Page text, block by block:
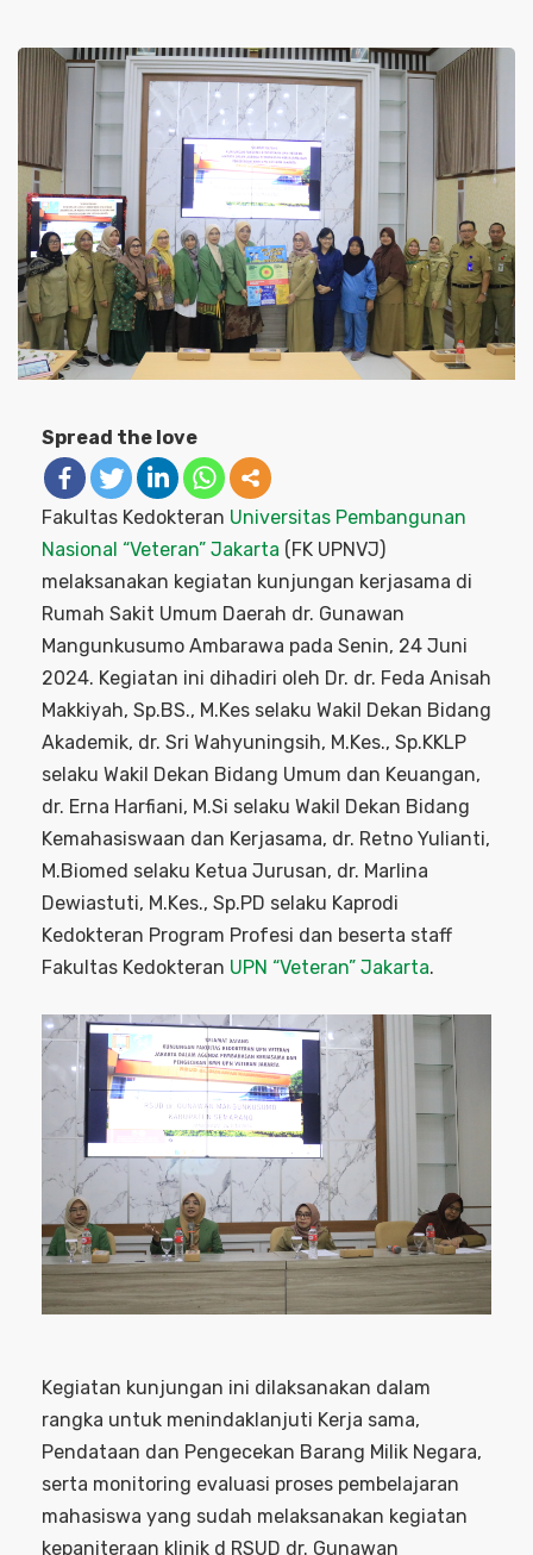
Spread the love
Fakultas Kedokteran Universitas Pembangunan
Nasional “Veteran” Jakarta (FK UPNVJ)
melaksanakan kegiatan kunjungan kerjasama di
Rumah Sakit Umum Daerah dr. Gunawan
Mangunkusumo Ambarawa pada Senin, 24 Juni
2024. Kegiatan ini dihadiri oleh Dr. dr. Feda Anisah
Makkiyah, Sp.BS., M.Kes selaku Wakil Dekan Bidang
Akademik, dr. Sri Wahyuningsih, M.Kes., Sp.KKLP
selaku Wakil Dekan Bidang Umum dan Keuangan,
dr. Erna Harfiani, M.Si selaku Wakil Dekan Bidang
Kemahasiswaan dan Kerjasama, dr. Retno Yulianti,
M.Biomed selaku Ketua Jurusan, dr. Marlina
Dewiastuti, M.Kes., Sp.PD selaku Kaprodi
Kedokteran Program Profesi dan beserta staff
Fakultas Kedokteran UPN “Veteran” Jakarta.
Kegiatan kunjungan ini dilaksanakan dalam
rangka untuk menindaklanjuti Kerja sama,
Pendataan dan Pengecekan Barang Milik Negara,
serta monitoring evaluasi proses pembelajaran
mahasiswa yang sudah melaksanakan kegiatan
kepaniteraan klinik d RSUD dr. Gunawan